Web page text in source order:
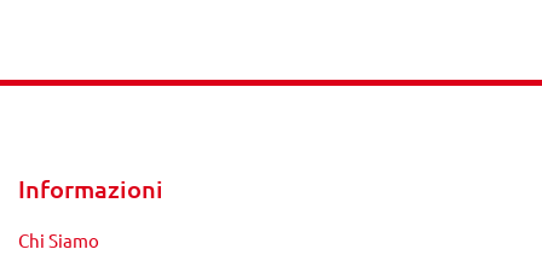
Informazioni
Chi Siamo